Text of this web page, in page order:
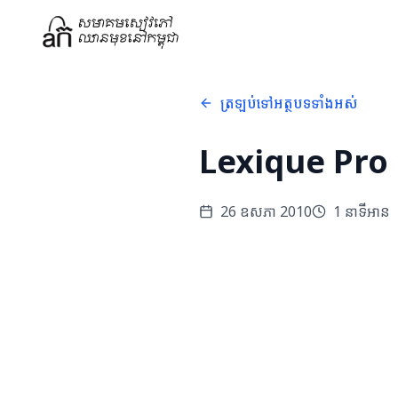
ត្រឡប់ទៅអត្ថបទទាំងអស់
Lexique Pro
26 ឧសភា 2010 1 នាទីអាន